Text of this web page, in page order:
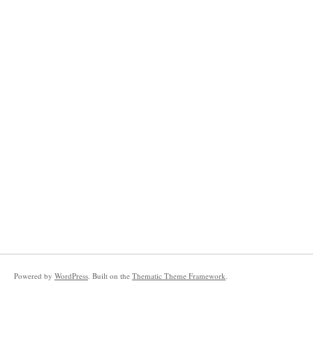
Powered by WordPress. Built on the Thematic Theme Framework.